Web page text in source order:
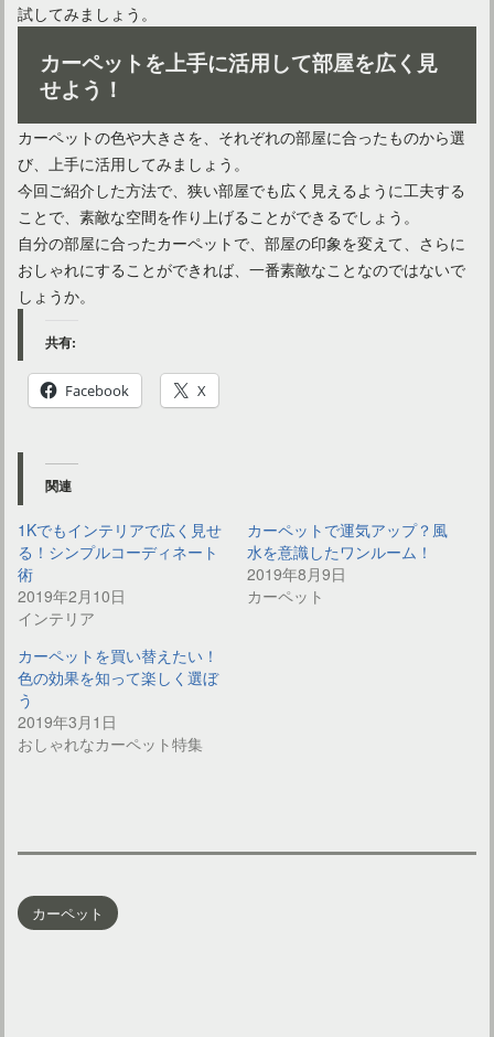
試してみましょう。
カーペットを上手に活用して部屋を広く見
せよう！
カーペットの色や大きさを、それぞれの部屋に合ったものから選
び、上手に活用してみましょう。
今回ご紹介した方法で、狭い部屋でも広く見えるように工夫する
ことで、素敵な空間を作り上げることができるでしょう。
自分の部屋に合ったカーペットで、部屋の印象を変えて、さらに
おしゃれにすることができれば、一番素敵なことなのではないで
しょうか。
共有:
Facebook X
関連
1Kでもインテリアで広く見せ
る！シンプルコーディネート
術
2019年2月10日
インテリア
カーペットで運気アップ？風
水を意識したワンルーム！
2019年8月9日
カーペット
カーペットを買い替えたい！
色の効果を知って楽しく選ぼ
う
2019年3月1日
おしゃれなカーペット特集
カーペット